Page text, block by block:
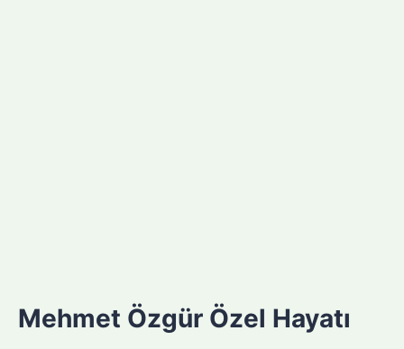
Mehmet Özgür Özel Hayatı